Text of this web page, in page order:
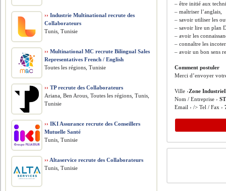
– être initié aux
– maîtriser l’anglais,
– savoir utiliser les
– savoir lire un plan
– avoir les
– connaître les
– avoir un bon sens
Comment postuler
Merci d’envoyer
Ville ›Zone
Nom / Entreprise ›
Email › /> Tel / Fax ›
›› Industrie Multinational recrute des
Collaborateurs
Tunis, Tunisie
›› Multinational MC recrute Bilingual Sales
Representatives French / English
Toutes les régions, Tunisie
›› TP recrute des Collaborateurs
Ariana, Ben Arous, Toutes les régions, Tunis,
Tunisie
›› IKI Assurance recrute des Conseillers
Mutuelle Santé
Tunis, Tunisie
›› Altaservice recrute des Collaborateurs
Tunis, Tunisie